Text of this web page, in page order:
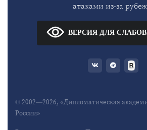
атаками из-за
ВЕРСИЯ ДЛЯ
© 2002—2026, «Дипломатическая
России»